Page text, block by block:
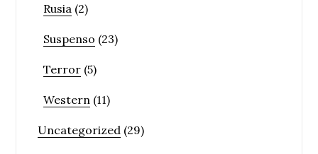
Rusia (2)
Suspenso (23)
Terror (5)
Western (11)
Uncategorized (29)